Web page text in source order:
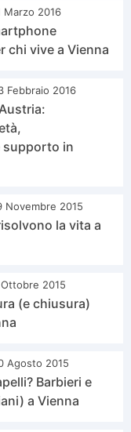
Marzo 2016
chi vive a Vienna
Febbraio 2016
supporto in
Novembre 2015
la vita a
2015
(e chiusura)
Agosto 2015
Barbieri e
a Vienna